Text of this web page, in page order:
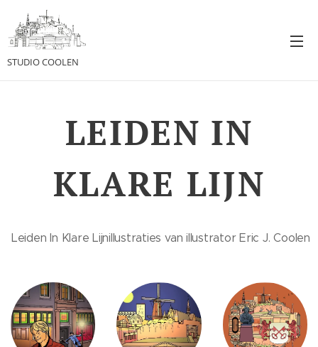
STUDIO COOLEN
LEIDEN IN
KLARE LIJN
Leiden In Klare Lijnillustraties van illustrator Eric J. Coolen